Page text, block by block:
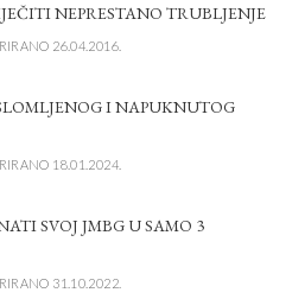
NEPRESTANO TRUBLJENJE
26.04.2016.
I NAPUKNUTOG
18.01.2024.
SVOJ JMBG U SAMO 3
31.10.2022.